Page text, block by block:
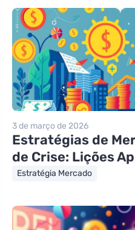
3 de março de 2026
Estratégias de
de Crise: Lições
Estratégia Mercado